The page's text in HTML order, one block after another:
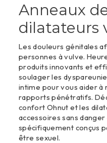
Anneaux
dilatateurs
Les douleurs génitales
personnes à vulve.
produits innovants et
soulager les
intime pour vous aider à
rapports pénétratifs.
confort Ohnut et les
accessoires sans
spécifiquement conçus
être sexuel.